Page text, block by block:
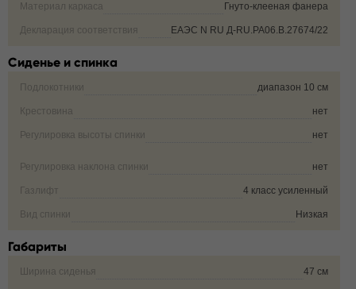
Материал каркаса Гнуто-клееная фанера
Декларация соответствия ЕАЭС N RU Д-RU.РА06.В.27674/22
Сиденье и спинка
Подлокотники диапазон 10 см
Крестовина нет
Регулировка высоты спинки нет
Регулировка наклона спинки нет
Газлифт 4 класс усиленный
Вид спинки Низкая
Габариты
Ширина сиденья 47 см